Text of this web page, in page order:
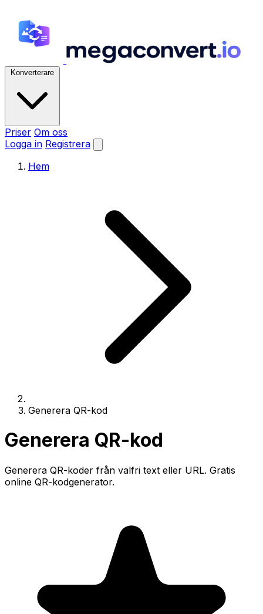
Konverterare
Priser Om oss
Logga in Registrera
Hem
Generera QR-kod
Generera QR-kod
Generera QR-koder från valfri text eller URL. Gratis
online QR-kodgenerator.